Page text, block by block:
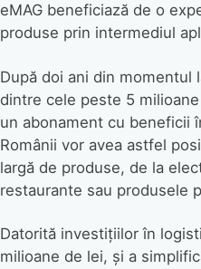
eMAG beneficiază de o
produse prin intermediul
După doi ani din momentul
dintre cele peste 5
un abonament cu beneficii
Românii vor avea astfel
largă de produse, de la
restaurante sau produsele
Datorită investițiilor în
milioane de lei, și a